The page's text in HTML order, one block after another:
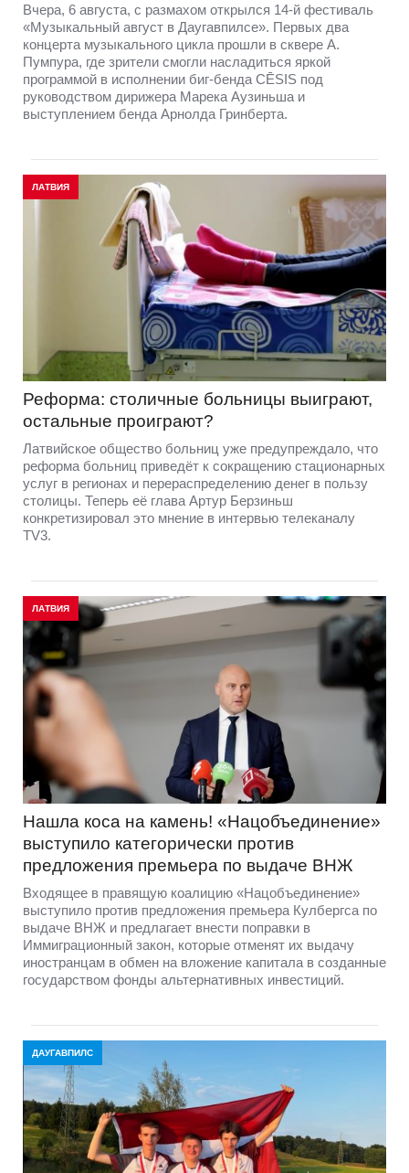
Вчера, 6 августа, с размахом открылся 14-й фестиваль
«Музыкальный август в Даугавпилсе». Первых два
концерта музыкального цикла прошли в сквере А.
Пумпура, где зрители смогли насладиться яркой
программой в исполнении биг-бенда CĒSIS под
руководством дирижера Марека Аузиньша и
выступлением бенда Арнолда Гринберта.
ЛАТВИЯ
Реформа: столичные больницы выиграют,
остальные проиграют?
Латвийское общество больниц уже предупреждало, что
реформа больниц приведёт к сокращению стационарных
услуг в регионах и перераспределению денег в пользу
столицы. Теперь её глава Артур Берзиньш
конкретизировал это мнение в интервью телеканалу
TV3.
ЛАТВИЯ
Нашла коса на камень! «Нацобъединение»
выступило категорически против
предложения премьера по выдаче ВНЖ
Входящее в правящую коалицию «Нацобъединение»
выступило против предложения премьера Кулбергса по
выдаче ВНЖ и предлагает внести поправки в
Иммиграционный закон, которые отменят их выдачу
иностранцам в обмен на вложение капитала в созданные
государством фонды альтернативных инвестиций.
ДАУГАВПИЛС